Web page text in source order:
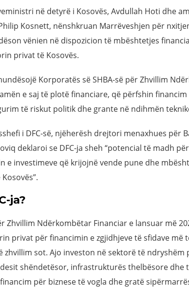
në detyrë i Kosovës, Avdullah Hoti dhe
Kosnett, nënshkruan Marrëveshjen për
vënien në dispozicion të mbështetjes
privat të Kosovës.
Korporatës së SHBA-së për Zhvillim
e saj të plotë financiare, që përfshin
të riskut politik dhe grante në ndihmën
i DFC-së, njëherësh drejtori menaxhues për
deklaroi se DFC-ja sheh “potencial të madh
e investimeve që krijojnë vende pune dhe
ja?
Zhvillim Ndërkombëtar Financiar e lansuar më
privat për financimin e zgjidhjeve të sfidave më
zhvillim sot. Ajo investon në sektorë të ndryshëm
shëndetësor, infrastrukturës thelbësore dhe
për biznese të vogla dhe gratë